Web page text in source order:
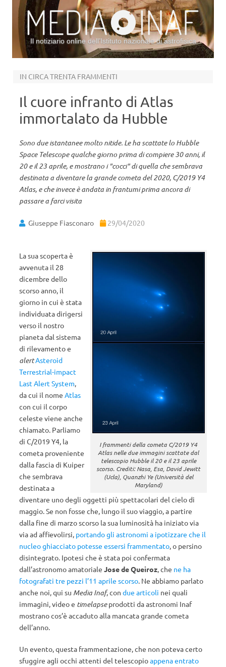
Il notiziario online dell’Istituto nazionale di astrofisica
IN CIRCA TRENTA FRAMMENTI
Il cuore infranto di Atlas
immortalato da Hubble
Sono due istantanee molto nitide. Le ha scattate lo Hubble
Space Telescope qualche giorno prima di compiere 30 anni, il
20 e il 23 aprile, e mostrano i "cocci" di quella che sembrava
destinata a diventare la grande cometa del 2020, C/2019 Y4
Atlas, e che invece è andata in frantumi prima ancora di
passare a farci visita
Giuseppe Fiasconaro 29/04/2020
I frammenti della cometa C/2019 Y4
Atlas nelle due immagini scattate dal
telescopio Hubble il 20 e il 23 aprile
scorso. Crediti: Nasa, Esa, David Jewitt
(Ucla), Quanzhi Ye (Università del
Maryland)
La sua scoperta è
avvenuta il 28
dicembre dello
scorso anno, il
giorno in cui è stata
individuata dirigersi
verso il nostro
pianeta dal sistema
di rilevamento e
alertAsteroid
Terrestrial-impact
Last Alert System,
da cui il nome Atlas
con cui il corpo
celeste viene anche
chiamato. Parliamo
di C/2019 Y4, la
cometa proveniente
dalla fascia di Kuiper
che sembrava
destinata a
diventare uno degli oggetti più spettacolari del cielo di
maggio. Se non fosse che, lungo il suo viaggio, a partire
dalla fine di marzo scorso la sua luminosità ha iniziato via
via ad affievolirsi, portando gli astronomi a ipotizzare che il
nucleo ghiacciato potesse essersi frammentato, o persino
disintegrato. Ipotesi che è stata poi confermata
dall’astronomo amatoriale Jose de Queiroz, che ne ha
fotografati tre pezzi l’11 aprile scorso. Ne abbiamo parlato
anche noi, qui su Media Inaf, con due articoli nei quali
immagini, video e timelapseprodotti da astronomi Inaf
mostrano cos’è accaduto alla mancata grande cometa
dell’anno.
Un evento, questa frammentazione, che non poteva certo
sfuggire agli occhi attenti del telescopioappena entrato